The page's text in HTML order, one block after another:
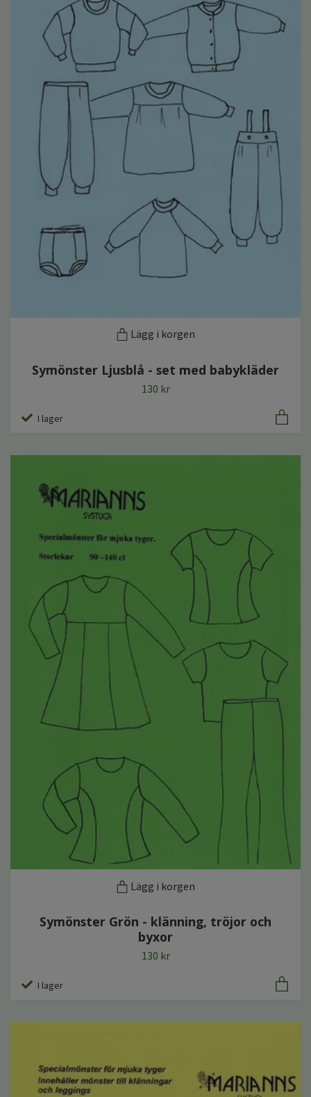
Lägg i korgen
Symönster Ljusblå - set med babykläder
130 kr
I lager
Lägg i korgen
Symönster Grön - klänning, tröjor och
byxor
130 kr
I lager